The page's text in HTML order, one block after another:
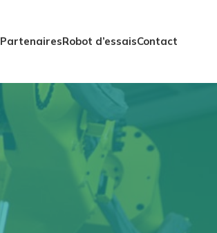
PartenairesRobot d’essaisContact